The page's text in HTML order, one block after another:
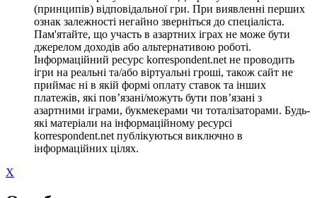
(принципів) відповідальної гри. При виявленні перших
ознак залежності негайно зверніться до спеціаліста.
Пам'ятайте, що участь в азартних іграх не може бути
джерелом доходів або альтернативою роботі.
Інформаційний ресурс korrespondent.net не проводить
ігри на реальні та/або віртуальні гроші, також сайт не
приймає ні в якій формі оплату ставок та інших
платежів, які пов’язані/можуть бути пов’язані з
азартними іграми, букмекерами чи тоталізаторами. Будь-
які матеріали на інформаційному ресурсі
korrespondent.net публікуються виключно в
інформаційних цілях.
X